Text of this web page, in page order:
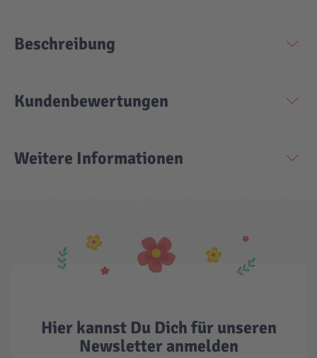
Beschreibung
Kundenbewertungen
Weitere Informationen
Hier kannst Du Dich für unseren
Newsletter anmelden